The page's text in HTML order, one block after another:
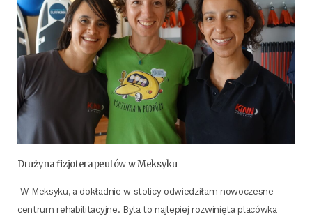
Dru­ży­na fizjo­te­ra­peu­tów w Meksyku
W Mek­sy­ku, a dokład­nie w sto­li­cy odwie­dzi­łam nowo­cze­sne
cen­trum reha­bi­li­ta­cyj­ne. Byla to naj­le­piej roz­wi­nię­ta pla­ców­ka